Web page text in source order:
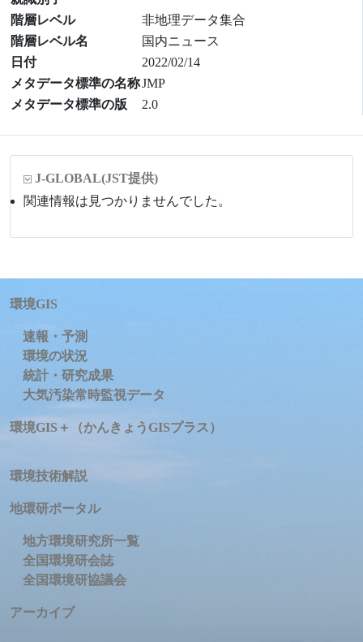
階層レベル
非地理データ集合
階層レベル名
国内ニュース
日付
2022/02/14
メタデータ標準の名称JMP
メタデータ標準の版
2.0
J-GLOBAL(JST提供)
関連情報は見つかりませんでした。
環境GIS
速報・予測
環境の状況
統計・研究成果
大気汚染常時監視データ
環境GIS＋（かんきょうGISプラス）
環境技術解説
地環研ポータル
地方環境研究所一覧
全国環境研会誌
全国環境研協議会
アーカイブ